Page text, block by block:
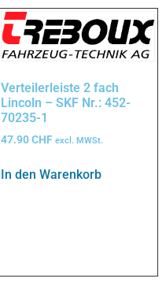
Verteilerleiste 2 fach
Lincoln – SKF Nr.: 452-
70235-1
47.90CHF excl. MWSt.
In den Warenkorb